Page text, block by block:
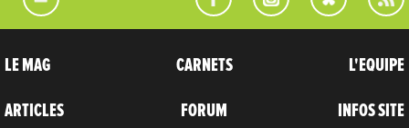
LE MAG
ARTICLES
CARNETS
FORUM
L'EQUIPE
INFOS SITE